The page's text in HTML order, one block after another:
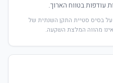
עודפות בטווח הארוך.
על בסיס סטיית התקן השנתית של
מהווה המלצת השקעה.